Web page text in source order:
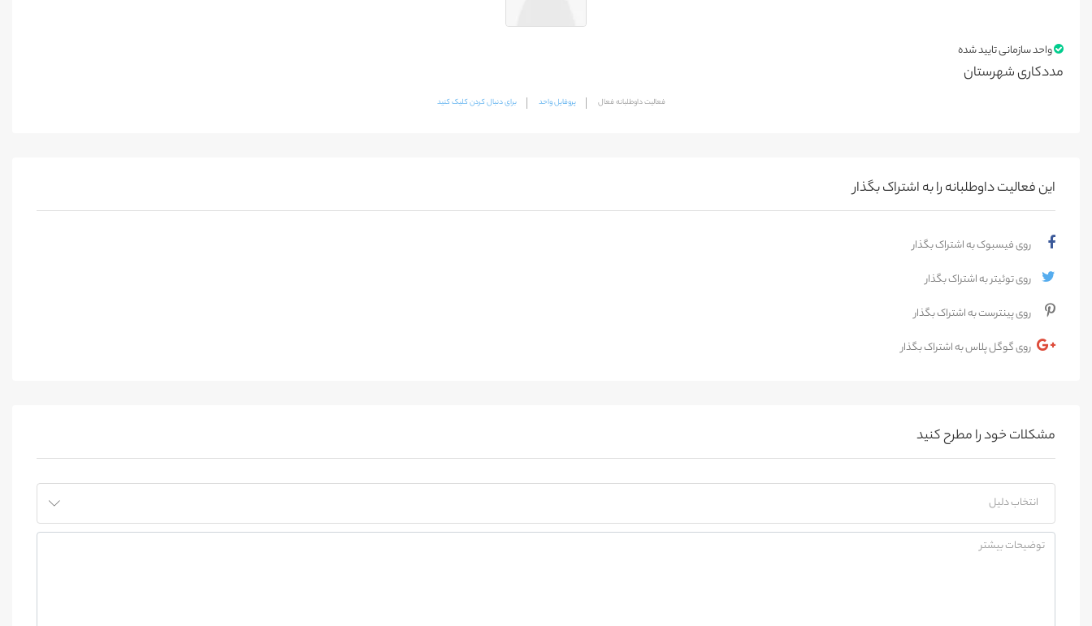
واحد سازمانی تایید شده
مددکاری شهرستان
فعالیت داوطلبانه فعال پروفایل واحد برای دنبال کردن کلیک کنید
این فعالیت‌ داوطلبانه را به اشتراک بگذار
روی فیسبوک به اشتراک بگذار
روی توئیتر به اشتراک بگذار
روی پینترست به اشتراک بگذار
روی گوگل پلاس به اشتراک بگذار
مشکلات خود را مطرح کنید